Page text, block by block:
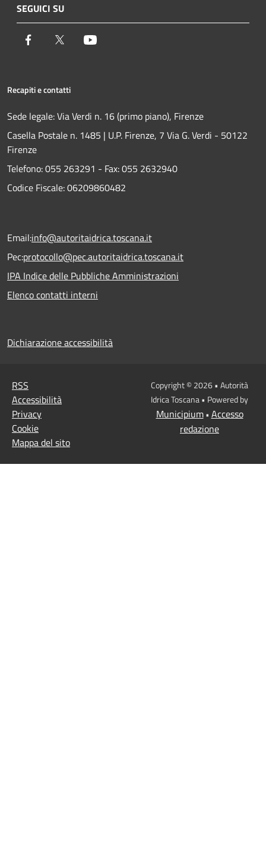
SEGUICI SU
Facebook Twitter
Recapiti e contatti
Sede legale: Via Verdi n. 16 (primo piano), Firenze
Casella Postale n. 1485 | U.P. Firenze, 7 Via G. Verdi - 50122
Firenze
Telefono:055 263291 - Fax:055 2632940
Codice Fiscale: 06209860482
Email:info@autoritaidrica.toscana.it
Pec:protocollo@pec.autoritaidrica.toscana.it
IPA Indice delle Pubbliche Amministrazioni
Elenco contatti interni
Dichiarazione accessibilità
RSS
Accessibilità
Privacy
Cookie
Mappa del sito
Copyright © 2026 • Autorità
Idrica Toscana • Powered by
Municipium• Accesso
redazione